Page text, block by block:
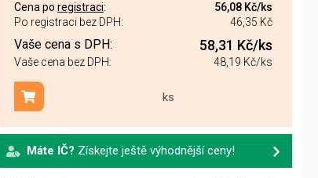
Cena po registraci: 56,08 Kč/ks
Po registraci bez DPH:
46,35 Kč
Vaše cena s DPH: 58,31 Kč/ks
Vaše cena bez DPH: 48,19 Kč/ks
ks
Přidat do košíku
Máte IČ? Získejte ještě výhodnější ceny!